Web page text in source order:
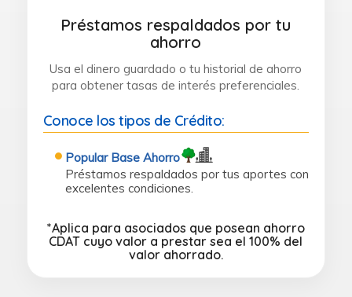
Préstamos respaldados por tu
ahorro
Usa el dinero guardado o tu historial de ahorro
para obtener tasas de interés preferenciales.
Conoce los tipos de Crédito:
Popular Base Ahorro
Préstamos respaldados por tus aportes con
excelentes condiciones.
*Aplica para asociados que posean ahorro
CDAT cuyo valor a prestar sea el 100% del
valor ahorrado.